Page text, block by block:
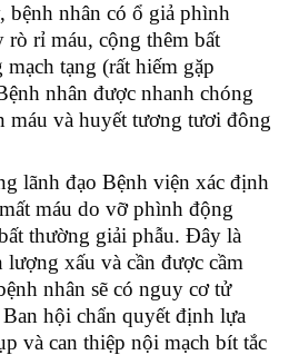
bệnh nhân có ổ giả phình
rỉ máu, cộng thêm bất
tạng (rất hiếm gặp
nhân được nhanh chóng
máu và huyết tương tươi đông
lãnh đạo Bệnh viện xác định
máu do vỡ phình động
thường giải phẫu. Đây là
xấu và cần được cầm
nhân sẽ có nguy cơ tử
hội chẩn quyết định lựa
và can thiệp nội mạch bít tắc